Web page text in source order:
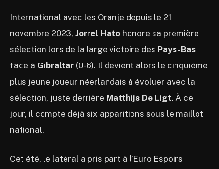
International avec les Oranje depuis le 21
novembre 2023, Jorrel Hato honore sa première
sélection lors de la large victoire des Pays-Bas
face à Gibraltar (0-6). Il devient alors le cinquième
plus jeune joueur néerlandais à évoluer avec la
sélection, juste derrière Matthijs De Ligt. À ce
jour, il compte déjà six apparitions sous le maillot
national.
Cet été, le latéral a pris part à l’Euro Espoirs